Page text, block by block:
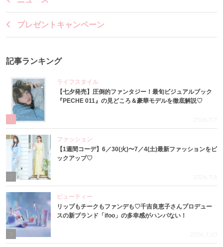
プレゼントキャンペーン
記事ランキング
ライフスタイル
【七夕発売】圧倒的ファンタジー！最旬ビジュアルブック
『PECHE 011』の見どころ＆豪華モデルを徹底解説♡
2026.7.7
ファッション
【1週間コーデ】6／30(火)〜7／4(土)最新ファッションをピ
ックアップ♡
2026.7.8
3
ビューティー
リップもチークもファンデも♡千吉良恵子さんプロデュー
スの新ブランド「ifoo」の多幸感がハンパない！
2026.7.10